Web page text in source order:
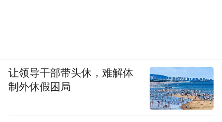
让领导干部带头休，难解体
制外休假困局